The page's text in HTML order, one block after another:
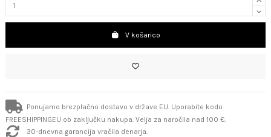
V košarico
Ponujamo brezplačno dostavo v države EU. Uporabite kodo
FREESHIPPINGEU ob zaključku nakupa. Velja za naročila nad 100 €.
30-dnevna garancija vračila denarja.